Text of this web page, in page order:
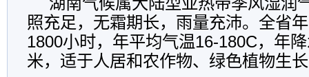
照充足，无霜期长，雨量充沛。全省
1800小时，年平均气温16-180C，年
米，适于人居和农作物、绿色植物生